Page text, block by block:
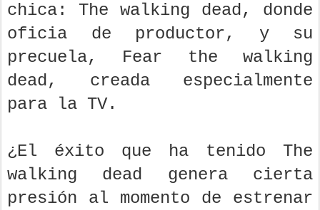
chica: The walking dead, donde
oficia de productor, y su
precuela, Fear the walking
dead, creada especialmente
para la TV.
¿El éxito que ha tenido The
walking dead genera cierta
presión al momento de estrenar